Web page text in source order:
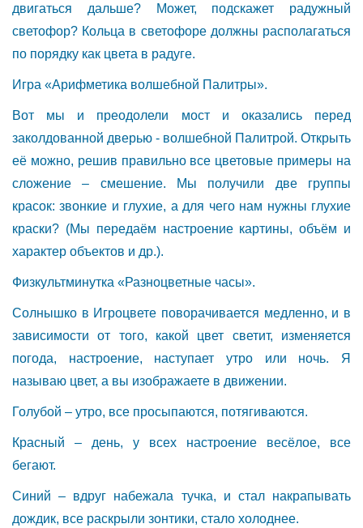
двигаться дальше? Может, подскажет радужный
светофор? Кольца в светофоре должны располагаться
по порядку как цвета в радуге.
Игра «Арифметика волшебной Палитры».
Вот мы и преодолели мост и оказались перед
заколдованной дверью - волшебной Палитрой. Открыть
её можно, решив правильно все цветовые примеры на
сложение – смешение. Мы получили две группы
красок: звонкие и глухие, а для чего нам нужны глухие
краски? (Мы передаём настроение картины, объём и
характер объектов и др.).
Физкультминутка «Разноцветные часы».
Солнышко в Игроцвете поворачивается медленно, и в
зависимости от того, какой цвет светит, изменяется
погода, настроение, наступает утро или ночь. Я
называю цвет, а вы изображаете в движении.
Голубой – утро, все просыпаются, потягиваются.
Красный – день, у всех настроение весёлое, все
бегают.
Синий – вдруг набежала тучка, и стал накрапывать
дождик, все раскрыли зонтики, стало холоднее.